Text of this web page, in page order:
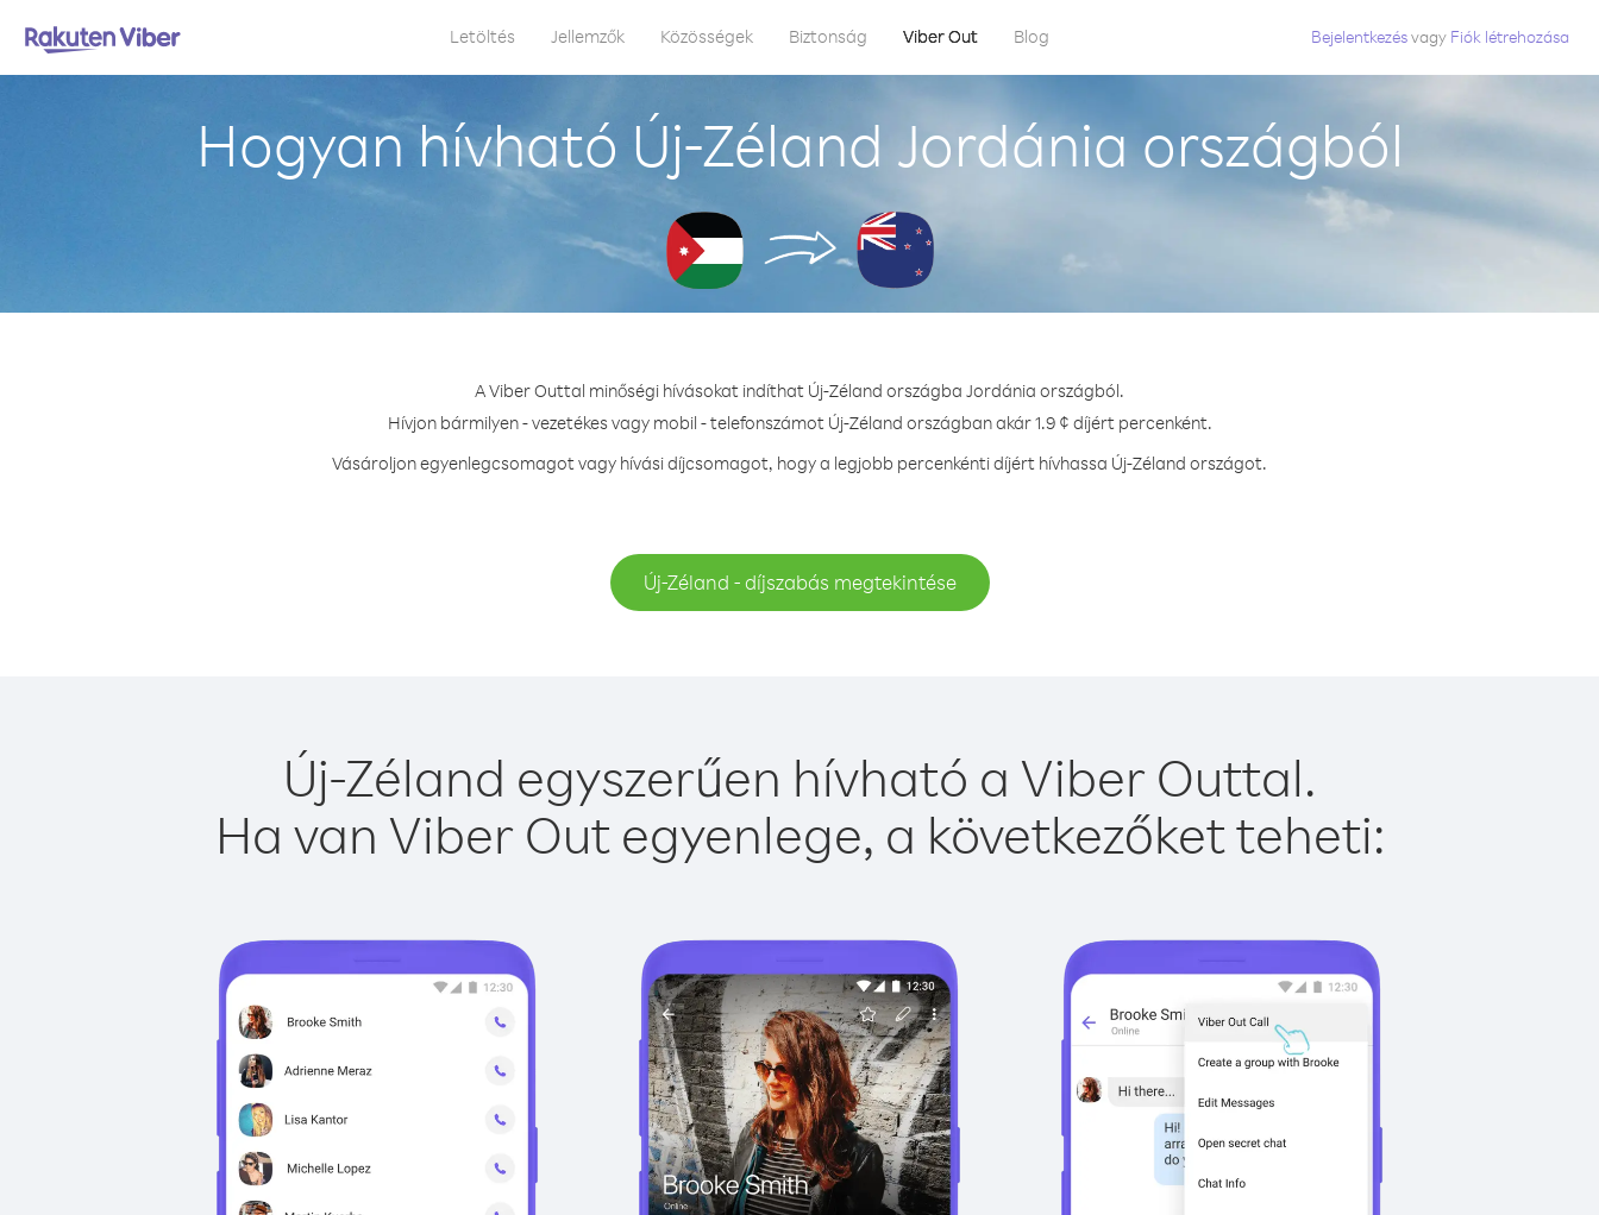
Letöltés Jellemzők Közösségek Biztonság Viber Out Blog Bejelentkezésvagy Fiók létrehozása
Hogyan hívható Új-Zéland Jordánia országból
A Viber Outtal minőségi hívásokat indíthat Új-Zéland országba Jordánia országból.
Hívjon bármilyen - vezetékes vagy mobil - telefonszámot Új-Zéland országban akár 1.9 ¢ díjért percenként.
Vásároljon egyenlegcsomagot vagy hívási díjcsomagot, hogy a legjobb percenkénti díjért hívhassa Új-Zéland országot.
Új-Zéland - díjszabás megtekintése
Új-Zéland egyszerűen hívható a Viber Outtal.
Ha van Viber Out egyenlege, a következőket teheti: